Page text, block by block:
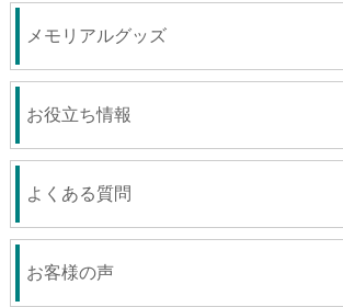
メモリアルグッズ
お役立ち情報
よくある質問
お客様の声